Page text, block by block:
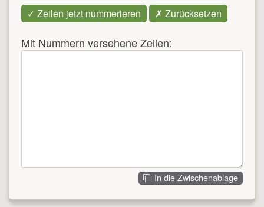
Mit Nummern versehene Zeilen:
In die Zwischenablage